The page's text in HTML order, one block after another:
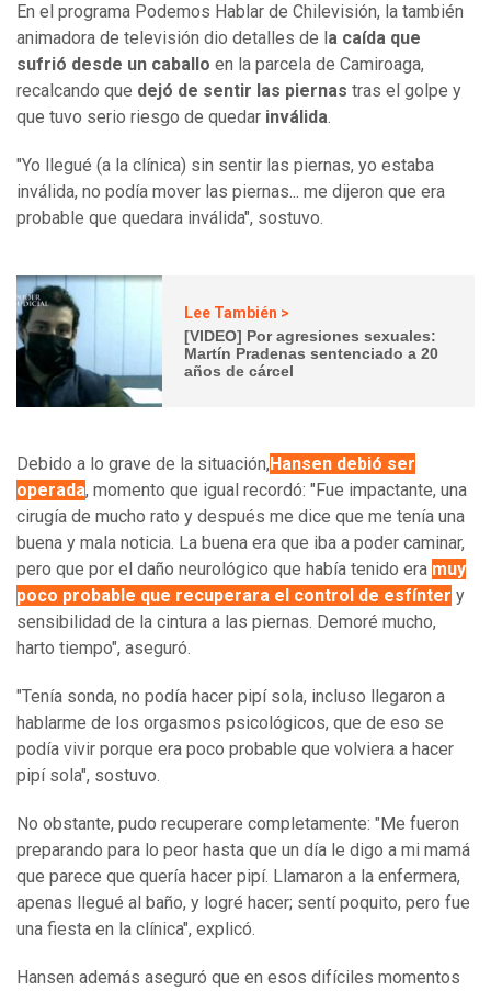
En el programa Podemos Hablar de Chilevisión, la también
animadora de televisión dio detalles de l a caída que
sufrió desde un caballo en la parcela de Camiroaga,
recalcando que dejó de sentir las piernas tras el golpe y
que tuvo serio riesgo de quedar inválida.
"Yo llegué (a la clínica) sin sentir las piernas, yo estaba
inválida, no podía mover las piernas... me dijeron que era
probable que quedara inválida", sostuvo.
Lee También >
[VIDEO] Por agresiones sexuales:
Martín Pradenas sentenciado a 20
años de cárcel
Debido a lo grave de la situación, Hansen debió ser
operada, momento que igual recordó: "Fue impactante, una
cirugía de mucho rato y después me dice que me tenía una
buena y mala noticia. La buena era que iba a poder caminar,
pero que por el daño neurológico que había tenido era muy
poco probable que recuperara el control de esfínter y
sensibilidad de la cintura a las piernas. Demoré mucho,
harto tiempo", aseguró.
"Tenía sonda, no podía hacer pipí sola, incluso llegaron a
hablarme de los orgasmos psicológicos, que de eso se
podía vivir porque era poco probable que volviera a hacer
pipí sola", sostuvo.
No obstante, pudo recuperare completamente: "Me fueron
preparando para lo peor hasta que un día le digo a mi mamá
que parece que quería hacer pipí. Llamaron a la enfermera,
apenas llegué al baño, y logré hacer; sentí poquito, pero fue
una fiesta en la clínica", explicó.
Hansen además aseguró que en esos difíciles momentos